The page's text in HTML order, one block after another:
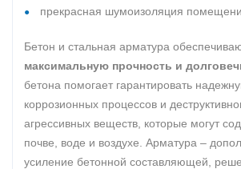
прекрасная шумоизоляция
Бетон и стальная арматура
максимальную прочность и
бетона помогает гарантировать
коррозионных процессов и
агрессивных веществ, которые могут
почве, воде и воздухе. Арматура –
усиление бетонной составляющей,